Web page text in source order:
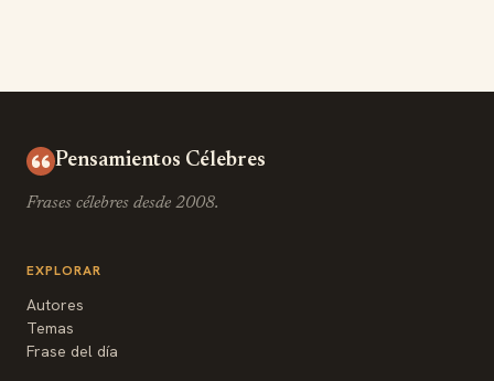
Pensamientos Célebres
Frases célebres desde 2008.
EXPLORAR
Autores
Temas
Frase del día